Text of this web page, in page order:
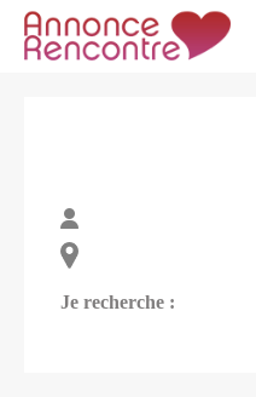
Je recherche :